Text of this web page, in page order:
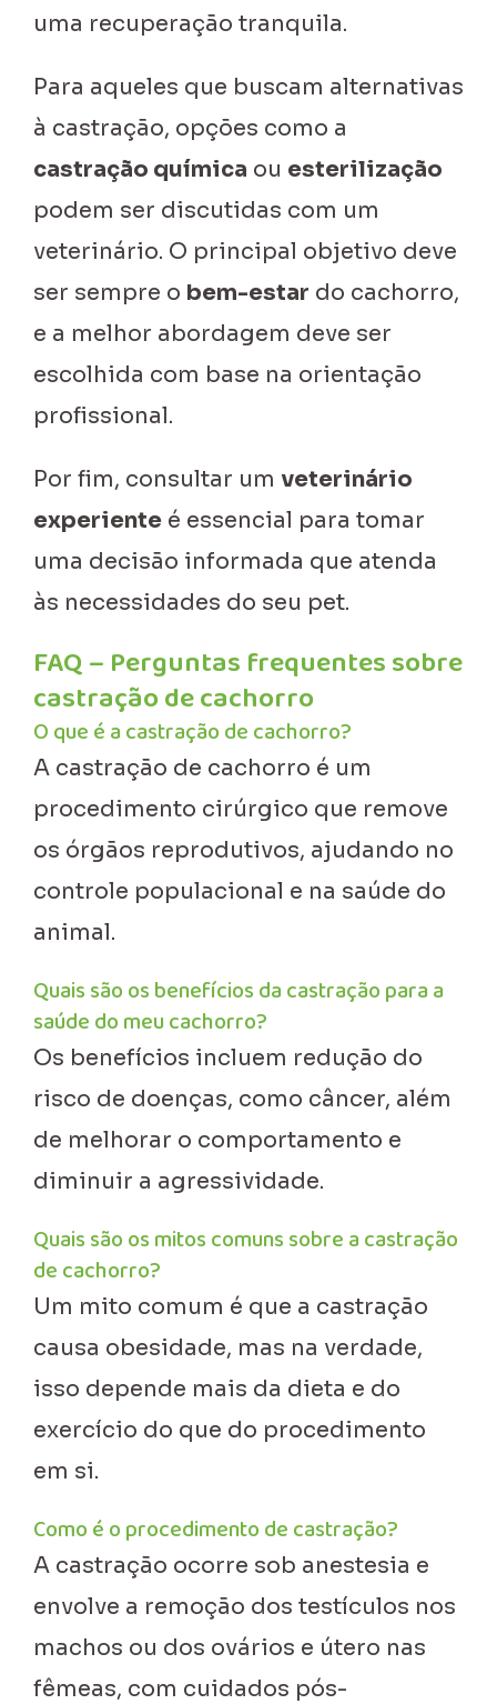
uma recuperação tranquila.
Para aqueles que buscam alternativas
à castração, opções como a
castração química ou esterilização
podem ser discutidas com um
veterinário. O principal objetivo deve
ser sempre o bem-estar do cachorro,
e a melhor abordagem deve ser
escolhida com base na orientação
profissional.
Por fim, consultar um veterinário
experiente é essencial para tomar
uma decisão informada que atenda
às necessidades do seu pet.
FAQ – Perguntas frequentes sobre
castração de cachorro
O que é a castração de cachorro?
A castração de cachorro é um
procedimento cirúrgico que remove
os órgãos reprodutivos, ajudando no
controle populacional e na saúde do
animal.
Quais são os benefícios da castração para a
saúde do meu cachorro?
Os benefícios incluem redução do
risco de doenças, como câncer, além
de melhorar o comportamento e
diminuir a agressividade.
Quais são os mitos comuns sobre a castração
de cachorro?
Um mito comum é que a castração
causa obesidade, mas na verdade,
isso depende mais da dieta e do
exercício do que do procedimento
em si.
Como é o procedimento de castração?
A castração ocorre sob anestesia e
envolve a remoção dos testículos nos
machos ou dos ovários e útero nas
fêmeas, com cuidados pós-